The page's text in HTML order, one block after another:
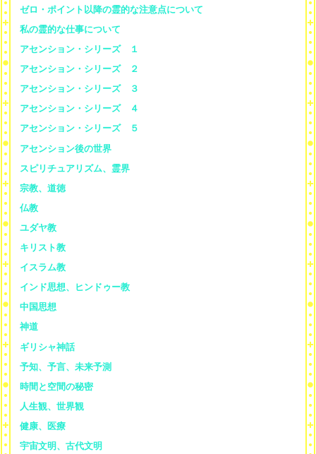
ゼロ・ポイント以降の霊的な注意点について
私の霊的な仕事について
アセンション・シリーズ １
アセンション・シリーズ ２
アセンション・シリーズ ３
アセンション・シリーズ ４
アセンション・シリーズ ５
アセンション後の世界
スピリチュアリズム、霊界
宗教、道徳
仏教
ユダヤ教
キリスト教
イスラム教
インド思想、ヒンドゥー教
中国思想
神道
ギリシャ神話
予知、予言、未来予測
時間と空間の秘密
人生観、世界観
健康、医療
宇宙文明、古代文明